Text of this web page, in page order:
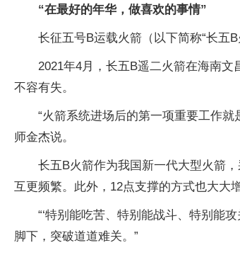
“在最好的年华，做喜欢的事情”
长征五号B运载火箭（以下简称“长五
2021年4月，长五B遥二火箭在海南
不容有失。
“火箭系统进场后的第一项重要工作
师金杰说。
长五B火箭作为我国新一代大型火箭
互更频繁。此外，12点支撑的方式也大大
“‘特别能吃苦、特别能战斗、特别能
脚下，突破道道难关。”